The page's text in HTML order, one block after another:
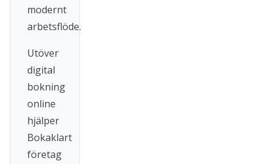
modernt
arbetsflöde.
Utöver
digital
bokning
online
hjälper
Bokaklart
företag